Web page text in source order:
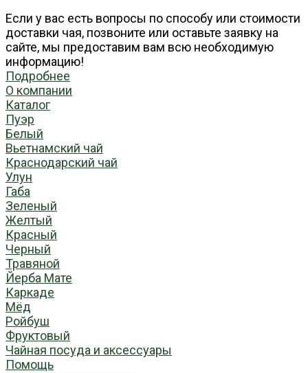
Если у вас есть вопросы по способу или стоимости
доставки чая, позвоните или оставьте заявку на
сайте, мы предоставим вам всю необходимую
информацию!
Подробнее
О компании
Каталог
Пуэр
Белый
Вьетнамский чай
Краснодарский чай
Улун
Габа
Зеленый
Желтый
Красный
Черный
Травяной
Йерба Мате
Каркаде
Мёд
Ройбуш
Фруктовый
Чайная посуда и аксессуары
Помощь